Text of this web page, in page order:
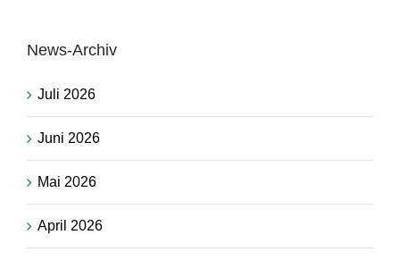
News-Archiv
Juli 2026
Juni 2026
Mai 2026
April 2026